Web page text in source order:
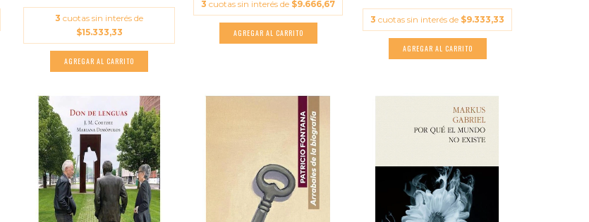
3 cuotas sin interés de
$15.333,33
3 cuotas sin interés de $9.666,67
3 cuotas sin interés de $9.333,33